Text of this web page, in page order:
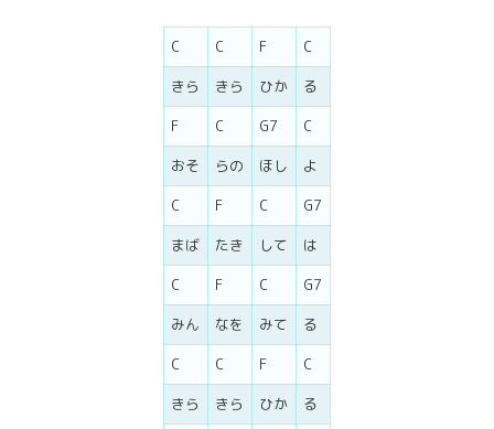
C C F
C
きら
きら ひか
る
F
C G7
C
おそ
らの ほし
よ
C
F C
G7
まば
たき して
は
C
F C
G7
みん
なを みて
る
C
C F
C
きら
きら ひか る